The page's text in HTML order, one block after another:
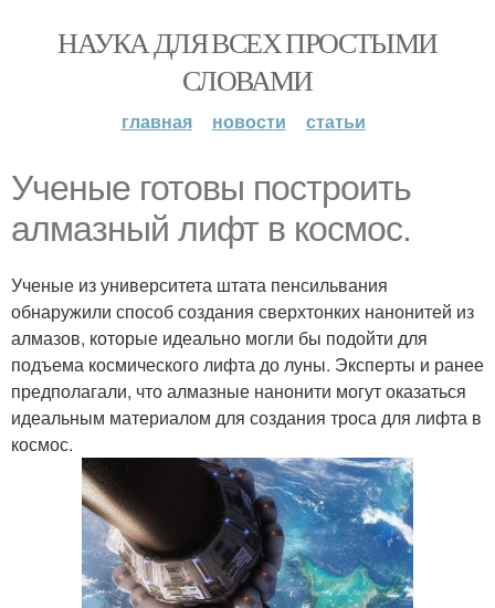
НАУКА ДЛЯ ВСЕХ ПРОСТЫМИ
СЛОВАМИ
главная новости статьи
Ученые готовы построить
алмазный лифт в космос.
Ученые из университета штата пенсильвания
обнаружили способ создания сверхтонких нанонитей из
алмазов, которые идеально могли бы подойти для
подъема космического лифта до луны. Эксперты и ранее
предполагали, что алмазные нанонити могут оказаться
идеальным материалом для создания троса для лифта в
космос.